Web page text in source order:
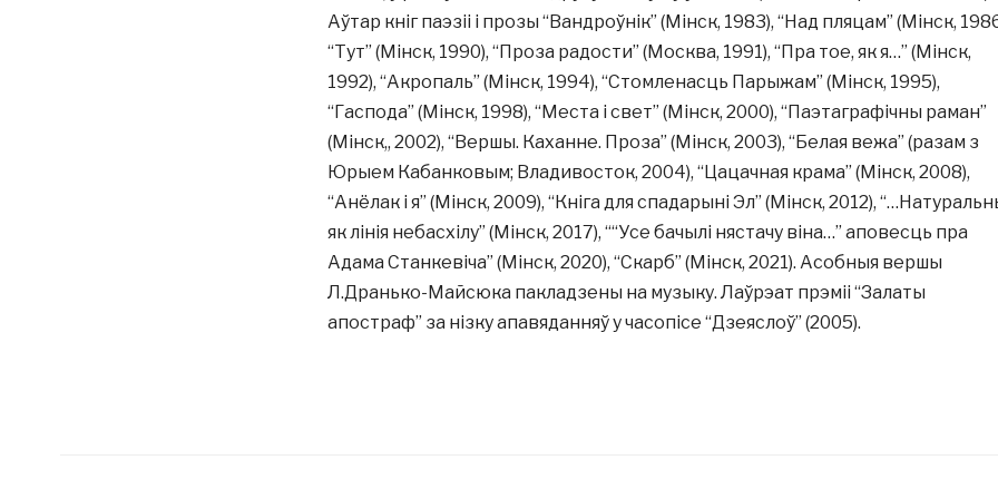
Аўтар кніг паэзіі і прозы “Вандроўнік” (Мінск, 1983), “Над пляцам” (Мінск,
“Тут” (Мінск, 1990), “Проза радости” (Москва, 1991), “Пра тое, як я…” (Мінск,
1992), “Акропаль” (Мінск, 1994), “Стомленасць Парыжам” (Мінск, 1995),
“Гаспода” (Мінск, 1998), “Места і свет” (Мінск, 2000), “Паэтаграфічны раман”
(Мінск,, 2002), “Вершы. Каханне. Проза” (Мінск, 2003), “Белая вежа” (разам з
Юрыем Кабанковым; Владивосток, 2004), “Цацачная крама” (Мінск, 2008),
“Анёлак і я” (Мінск, 2009), “Кніга для спадарыні Эл” (Мінск, 2012),
як лінія небасхілу” (Мінск, 2017), ““Усе бачылі нястачу віна…” аповесць пра
Адама Станкевіча” (Мінск, 2020), “Скарб” (Мінск, 2021). Асобныя вершы
Л.Дранько-Майсюка пакладзены на музыку. Лаўрэат прэміі “Залаты
апостраф” за нізку апавяданняў у часопісе “Дзеяслоў” (2005).